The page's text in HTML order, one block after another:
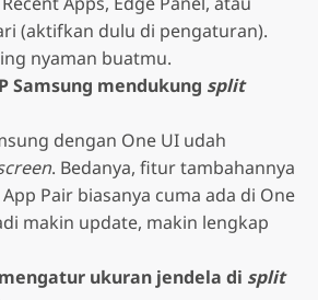
(aktifkan dulu di pengaturan).
nyaman buatmu.
Samsung mendukung split
dengan One UI udah
. Bedanya, fitur tambahannya
Pair biasanya cuma ada di One
makin update, makin lengkap
ukuran jendela di split